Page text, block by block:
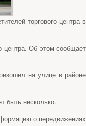
торгового центра в
центра. Об этом сообщает
на улице в районе
быть несколько.
о передвижениях